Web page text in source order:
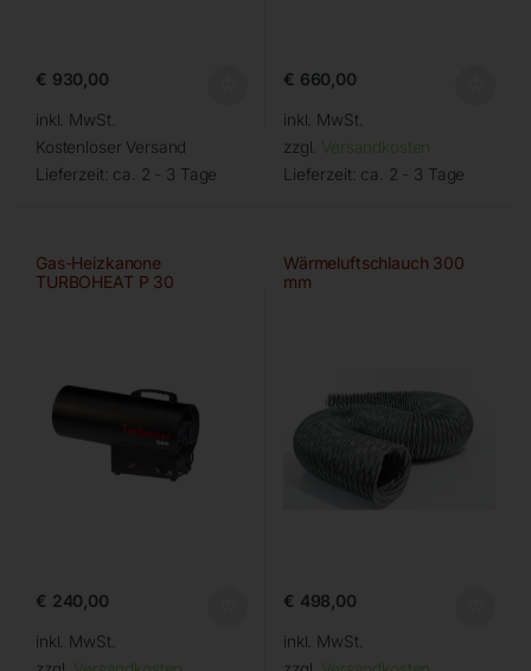
€ 930,00
inkl. MwSt.
Kostenloser Versand
Lieferzeit: ca. 2 - 3 Tage
€ 660,00
inkl. MwSt.
zzgl. Versandkosten
Lieferzeit: ca. 2 - 3 Tage
Gas-Heizkanone
TURBOHEAT P 30
€ 240,00
inkl. MwSt.
Wärmeluftschlauch 300
mm
€ 498,00
inkl. MwSt.